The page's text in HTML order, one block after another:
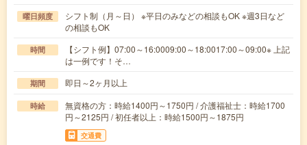
曜日頻度
シフト制（月～日） ※平日のみなどの相談もOK ※週3日など
の相談もOK
時間
【シフト例】07:00～16:0009:00～18:0017:00～09:00※ 上記
は一例です！そ…
期間 即日～2ヶ月以上
時給
無資格の方：時給1400円～1750円 / 介護福祉士：時給1700
円～2125円 / 初任者以上：時給1500円～1875円
交通費